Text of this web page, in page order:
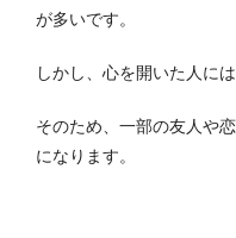
が多いです。
しかし、心を開いた人に
そのため、一部の友人や
になります。